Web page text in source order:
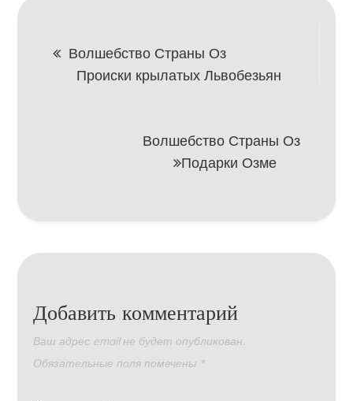
Навигация
записям
Волшебство Страны Оз
Происки крылатых Львобезьян
Волшебство Страны Оз
Подарки Озме
Добавить комментарий
Ваш адрес email не будет опубликован.
Обязательные поля помечены *